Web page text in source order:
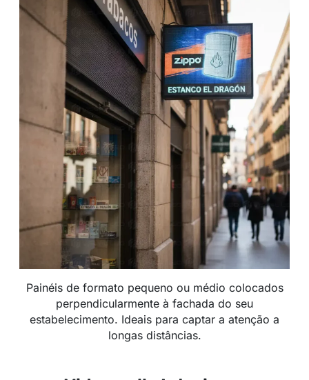
Painéis de formato pequeno ou médio colocados
perpendicularmente à fachada do seu
estabelecimento. Ideais para captar a atenção a
longas distâncias.